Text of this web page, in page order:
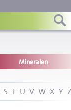
Mineralen
S T U V W X Y